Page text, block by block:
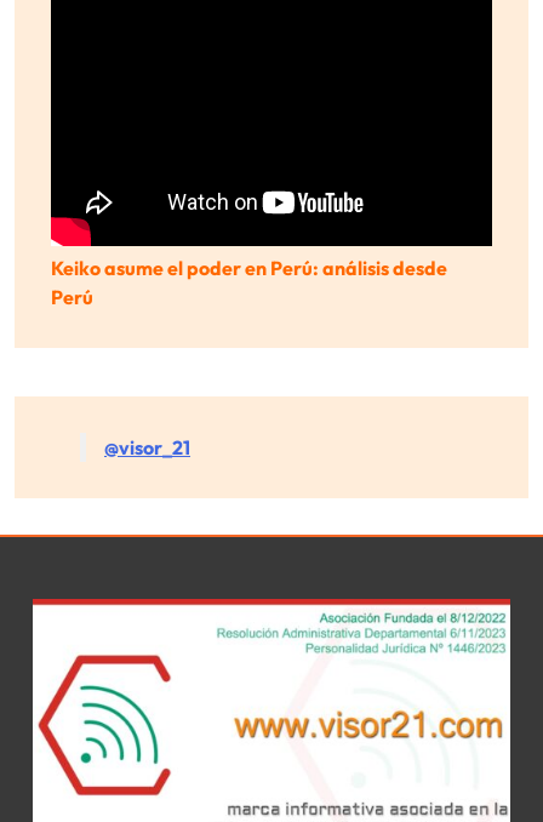
Keiko asume el poder en Perú: análisis desde
Perú
@visor_21